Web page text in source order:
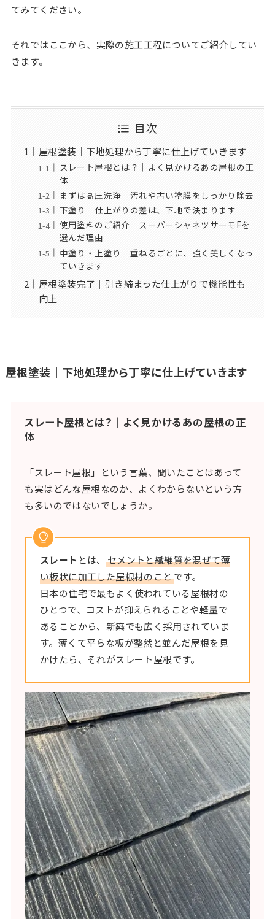
てみてください。
それではここから、実際の施工工程についてご紹介してい
きます。
目次
屋根塗装｜下地処理から丁寧に仕上げていきます
スレート屋根とは？｜よく見かけるあの屋根の正
体
まずは高圧洗浄｜汚れや古い塗膜をしっかり除去
下塗り｜仕上がりの差は、下地で決まります
使用塗料のご紹介｜スーパーシャネツサーモFを
選んだ理由
中塗り・上塗り｜重ねるごとに、強く美しくなっ
ていきます
屋根塗装完了｜引き締まった仕上がりで機能性も
向上
屋根塗装｜下地処理から丁寧に仕上げていきます
スレート屋根とは？｜よく見かけるあの屋根の正
体
「スレート屋根」という言葉、聞いたことはあって
も実はどんな屋根なのか、よくわからないという方
も多いのではないでしょうか。
スレート とは、 セメントと繊維質を混ぜて薄
い板状に加工した屋根材のことです。
日本の住宅で最もよく使われている屋根材の
ひとつで、コストが抑えられることや軽量で
あることから、新築でも広く採用されていま
す。薄くて平らな板が整然と並んだ屋根を見
かけたら、それがスレート屋根です。